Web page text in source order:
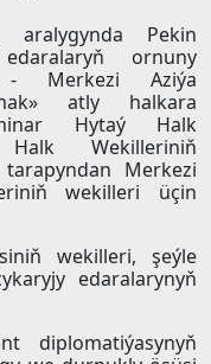
aralygynda Pekin
ornuny
- Merkezi Aziýa
atly halkara
Hytaý Halk
Halk Wekilleriniň
Merkezi
wekilleri üçin
wekilleri, şeýle
edaralarynyň
diplomatiýasynyň